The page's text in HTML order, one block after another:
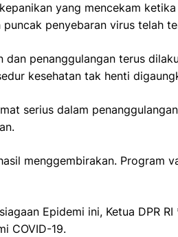
yang mencekam
penyebaran virus telah
penanggulangan terus
kesehatan tak henti
serius dalam
menggembirakan. Program
Epidemi ini, Ketua DPR
COVID-19.